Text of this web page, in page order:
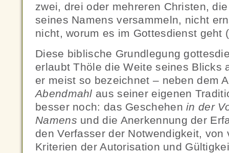
zwei, drei oder mehreren Christen,
seines Namens versammeln, nicht
nicht, worum es im Gottesdienst geht
Diese biblische Grundlegung
erlaubt Thöle die Weite seines Blicks
er meist so bezeichnet – neben dem
Abendmahl aus seiner eigenen
besser noch: das Geschehenin der
Namens und die Anerkennung der
den Verfasser der Notwendigkeit, von
Kriterien der Autorisation und